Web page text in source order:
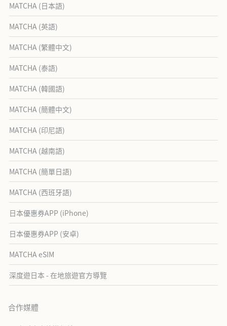
MATCHA (日本語)
MATCHA (英語)
MATCHA (繁體中文)
MATCHA (泰語)
MATCHA (韓國語)
MATCHA (簡體中文)
MATCHA (印尼語)
MATCHA (越南語)
MATCHA (簡單日語)
MATCHA (西班牙語)
日本優惠券APP (iPhone)
日本優惠券APP (安卓)
MATCHA eSIM
深度遊日本 - 在地旅遊官方導覽
合作媒體